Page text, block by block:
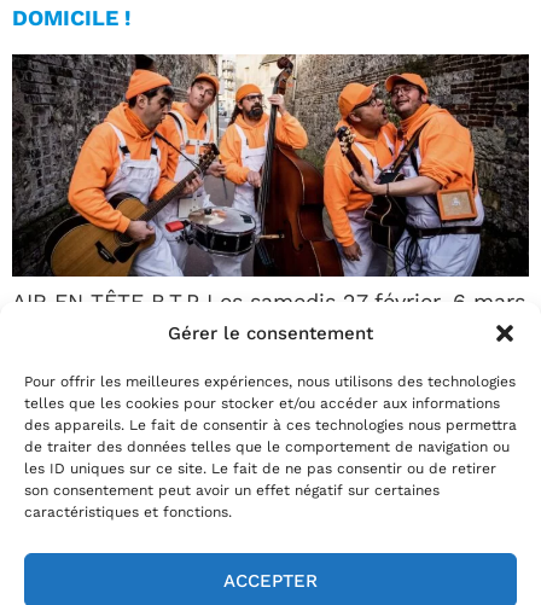
Gérer le consentement
Pour offrir les meilleures expériences, nous utilisons des technologies
telles que les cookies pour stocker et/ou accéder aux informations
des appareils. Le fait de consentir à ces technologies nous permettra
de traiter des données telles que le comportement de navigation ou
les ID uniques sur ce site. Le fait de ne pas consentir ou de retirer
son consentement peut avoir un effet négatif sur certaines
caractéristiques et fonctions.
ACCEPTER
DOMICILE !
AIR EN TÊTE B.T.P Les samedis 27 février, 6 mars
et 20 mars I Entre 14h et 17h En manque de
danser ?Nous avons le remède : « Hubert Hits »,
le joyeux service de livraison de chanson du
groupe Air en Tête B.T.P ! Commandez auprès du
Passage le tube de votre choix […]